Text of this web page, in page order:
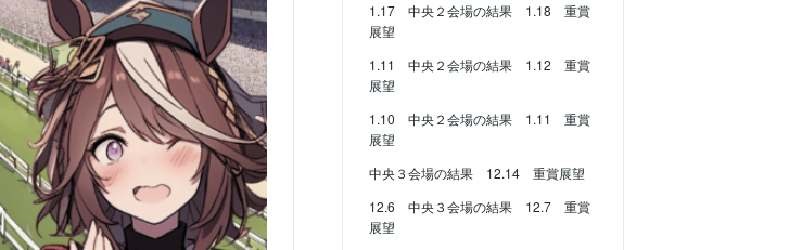
1.17 中央２会場の結果 1.18 重賞
展望
1.11 中央２会場の結果 1.12 重賞
展望
1.10 中央２会場の結果 1.11 重賞
展望
中央３会場の結果 12.14 重賞展望
12.6 中央３会場の結果 12.7 重賞
展望